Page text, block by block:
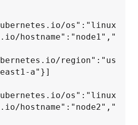
os":"linux
hostname":"node1","
region":"us
a"}]
os":"linux
hostname":"node2","